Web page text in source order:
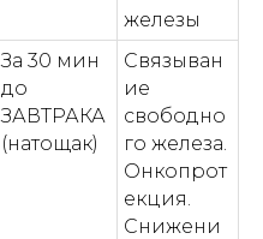
железы
За 30 мин
до
ЗАВТРАКА
(натощак)
Связыван
ие
свободно
го железа.
Онкопрот
екция.
Снижени